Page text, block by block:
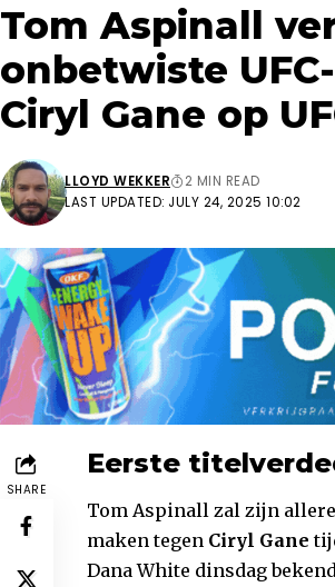
Tom Aspinall
onbetwiste
Ciryl Gane op
LAST UPDATED: JULY 24, 2025 10:02
LLOYD WEKKER 2 MIN READ
SHARE
Eerste
Tom Aspinall zal zijn
maken tegen Ciryl Gane
Dana White dinsdag